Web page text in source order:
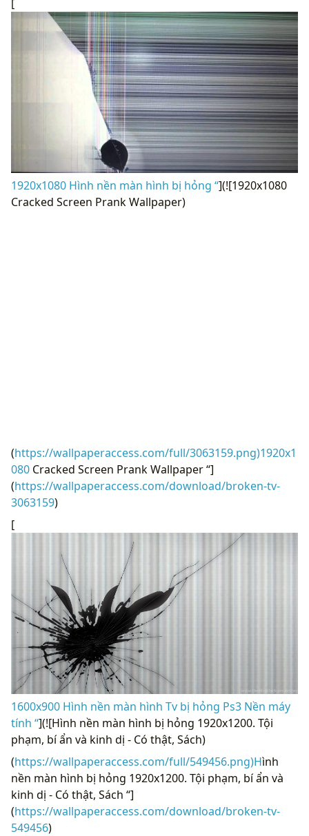
[
1920x1080 Hình nền màn hình bị hỏng “](![1920x1080
Cracked Screen Prank Wallpaper)
(https://wallpaperaccess.com/full/3063159.png)1920x1
080 Cracked Screen Prank Wallpaper “]
(https://wallpaperaccess.com/download/broken-tv-
3063159)
[
1600x900 Hình nền màn hình Tv bị hỏng Ps3 Nền máy
tính “](![Hình nền màn hình bị hỏng 1920x1200. Tội
phạm, bí ẩn và kinh dị - Có thật, Sách)
(https://wallpaperaccess.com/full/549456.png)Hình
nền màn hình bị hỏng 1920x1200. Tội phạm, bí ẩn và
kinh dị - Có thật, Sách “]
(https://wallpaperaccess.com/download/broken-tv-
549456)